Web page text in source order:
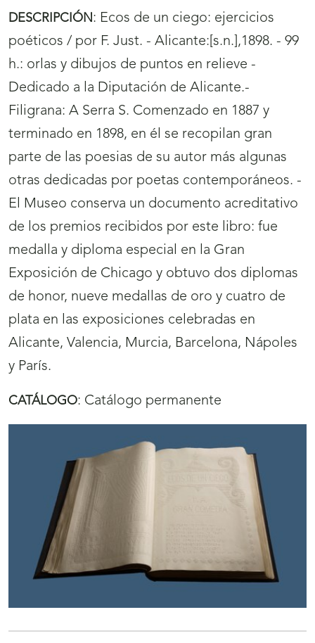
DESCRIPCIÓN: Ecos de un ciego: ejercicios
poéticos / por F. Just. - Alicante:[s.n.],1898. - 99
h.: orlas y dibujos de puntos en relieve -
Dedicado a la Diputación de Alicante.-
Filigrana: A Serra S. Comenzado en 1887 y
terminado en 1898, en él se recopilan gran
parte de las poesias de su autor más algunas
otras dedicadas por poetas contemporáneos. -
El Museo conserva un documento acreditativo
de los premios recibidos por este libro: fue
medalla y diploma especial en la Gran
Exposición de Chicago y obtuvo dos diplomas
de honor, nueve medallas de oro y cuatro de
plata en las exposiciones celebradas en
Alicante, Valencia, Murcia, Barcelona, Nápoles
y París.
CATÁLOGO: Catálogo permanente